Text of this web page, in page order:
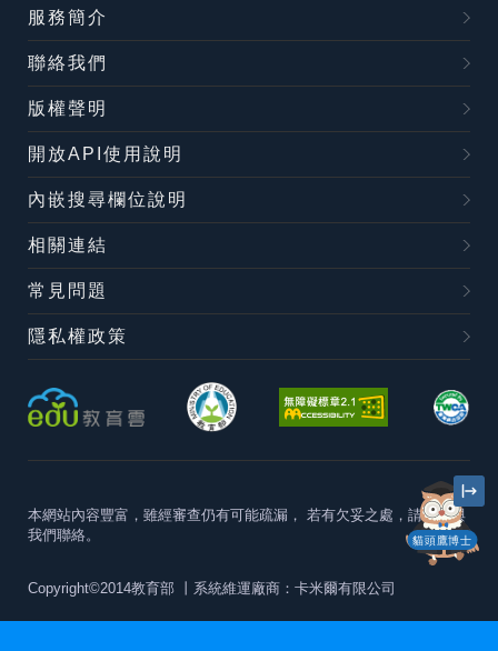
貓頭鷹博士
服務簡介
聯絡我們
版權聲明
開放API使用說明
內嵌搜尋欄位說明
相關連結
常見問題
隱私權政策
本網站內容豐富，雖經審查仍有可能疏漏， 若有欠妥之處，請隨時與
我們聯絡。
Copyright©2014教育部 丨系統維運廠商：卡米爾有限公司